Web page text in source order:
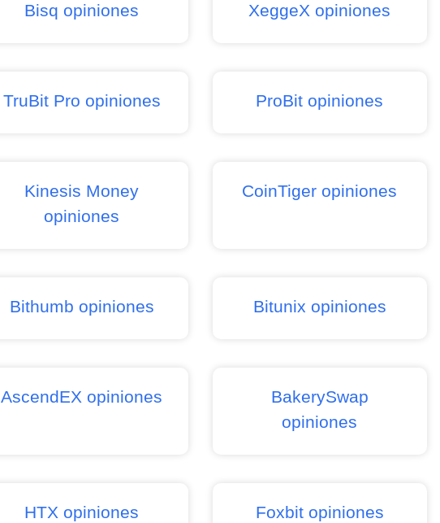
Bisq opiniones XeggeX opiniones
TruBit Pro opiniones ProBit opiniones
Kinesis Money
opiniones
CoinTiger opiniones
Bithumb opiniones Bitunix opiniones
AscendEX opiniones
BakerySwap
opiniones
HTX opiniones Foxbit opiniones